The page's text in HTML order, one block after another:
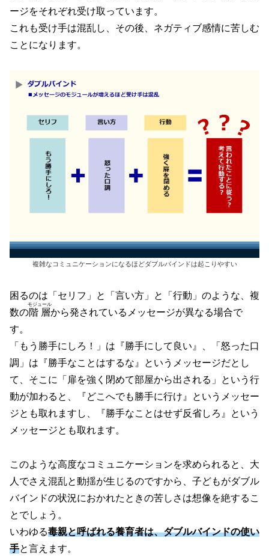
ージをそれぞれ受け取っています。
これも受け手は混乱し、その後、ネガティブ感情に苦しむ
ことになります。
複雑なコミュニケーションになるほどダブルバインドは起こりやすい
困るのは「セリフ」と「言い方」と「行動」のような、複
数の階層
モジュール
から発されているメッセージが異なる場合で
す。
「もう勝手にしろ！」は『勝手にして良い』、「怒った口
調」は『勝手なことはするな』というメッセージだとし
て、そこに「扉を強く閉めて部屋から出される」という行
動が加わると、『どこへでも勝手に行け』というメッセー
ジとも取れますし、『勝手なことはせず反省しろ』という
メッセージとも取れます。
このような高度なコミュニケーションを求められると、大
人でさえ混乱と動揺が生じるのですから、子どもがダブル
バインドの状況におかれたときの苦しさは想像を絶するこ
とでしょう。
いわゆる毒親と呼ばれる養育者は、ダブルバインドの使い
手と言えます。